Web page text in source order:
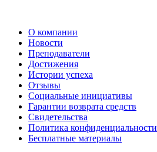
О компании
Новости
Преподаватели
Достижения
Истории успеха
Отзывы
Социальные инициативы
Гарантии возврата средств
Свидетельства
Политика конфиденциальности
Бесплатные материалы